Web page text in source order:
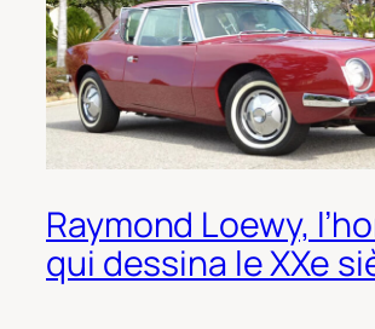
Raymond Loewy,
qui dessina le XXe